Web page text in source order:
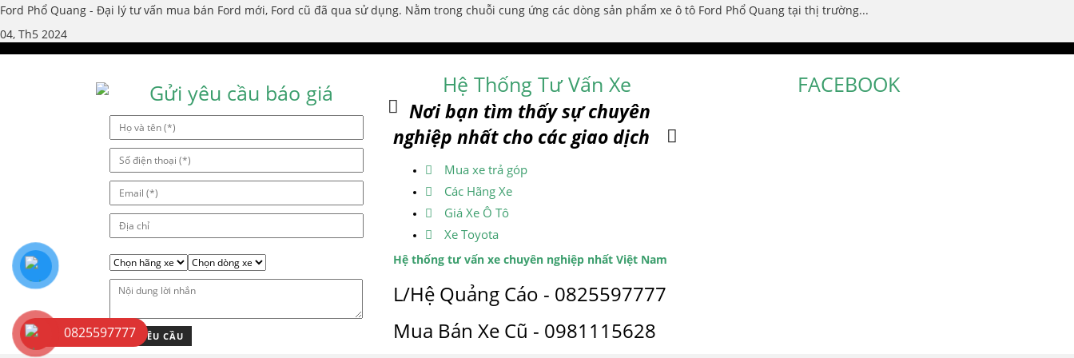
Ford Phổ Quang - Đại lý tư vấn mua bán Ford mới, Ford cũ đã qua sử dụng. Nằm trong chuỗi cung ứng các dòng sản phẩm xe ô tô Ford Phổ Quang tại thị trường...
04, Th5 2024
Gửi yêu cầu báo giá Hệ Thống Tư Vấn Xe
Nơi bạn tìm thấy sự chuyên
nghiệp nhất cho các giao dịch
Mua xe trả góp
Các Hãng Xe
Giá Xe Ô Tô
Xe Toyota
Hệ thống tư vấn xe chuyên nghiệp nhất Việt Nam
L/Hệ Quảng Cáo - 0825597777
Mua Bán Xe Cũ - 0981115628
FACEBOOK
0825597777